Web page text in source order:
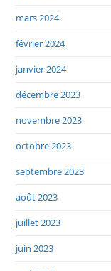
mars 2024
février 2024
janvier 2024
décembre 2023
novembre 2023
octobre 2023
septembre 2023
août 2023
juillet 2023
juin 2023